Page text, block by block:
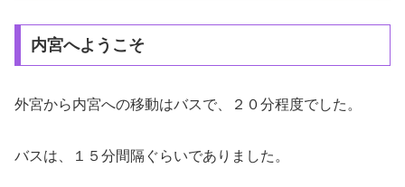
内宮へようこそ
外宮から内宮への移動はバスで、２０分程度でした。
バスは、１５分間隔ぐらいでありました。